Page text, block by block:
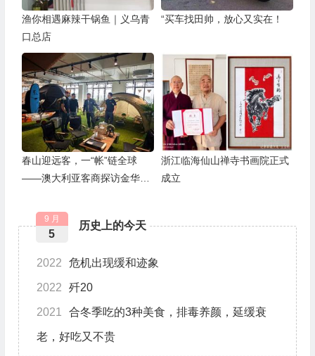
渔你相遇麻辣干锅鱼｜义乌青
口总店
“买车找田帅，放心又实在！
春山迎远客，一“帐”链全球
——澳大利亚客商探访金华露
浙江临海仙山禅寺书画院正式
成立
历史上的今天
9 月
5
2022 危机出现缓和迹象
2022 歼20
2021 合冬季吃的3种美食，排毒养颜，延缓衰
老，好吃又不贵